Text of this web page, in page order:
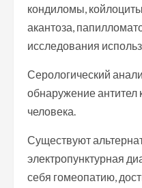
кондиломы,
акантоза,
исследования
Серологический
обнаружение антител
человека.
Существуют
электропунктурная
себя гомеопатию,